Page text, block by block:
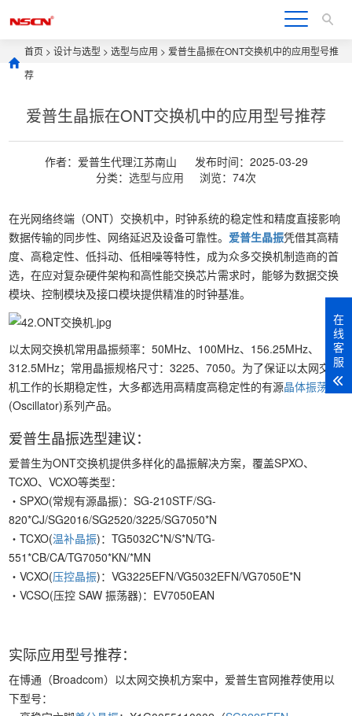
首页 >设计与选型 >选型与应用 > 爱普生晶振在ONT交换机中的应用型号推
荐
爱普生晶振在ONT交换机中的应用型号推荐
作者：爱普生代理江苏南山
发布时间：2025-03-29
分类： 选型与应用 浏览：74次
在光网络终端（ONT）交换机中，时钟系统的稳定性和精度直接影响
数据传输的同步性、网络延迟及设备可靠性。 爱普生晶振凭借其高精
度、高稳定性、低抖动、低相噪等特性，成为众多交换机制造商的首
选，在应对复杂硬件架构和高性能交换芯片需求时，能够为数据交换
模块、控制模块及接口模块提供精准的时钟基准。
以太网交换机常用晶振频率：50MHz、100MHz、156.25MHz、
312.5MHz；常用晶振规格尺寸：3225、7050。为了保证以太网交换
机工作的长期稳定性，大多都选用高精度高稳定性的有源晶体振荡器
(Oscillator)系列产品。
爱普生晶振选型建议：
爱普生为ONT交换机提供多样化的晶振解决方案，覆盖SPXO、
TCXO、VCXO等类型：
・SPXO(常规有源晶振)：SG-210STF/SG-
820*CJ/SG2016/SG2520/3225/SG7050*N
・TCXO(温补晶振)：TG5032C*N/S*N/TG-
551*CB/CA/TG7050*KN/*MN
・VCXO(压控晶振)：VG3225EFN/VG5032EFN/VG7050E*N
・VCSO(压控 SAW 振荡器)：EV7050EAN
实际应用型号推荐：
在博通（Broadcom）以太网交换机方案中，爱普生官网推荐使用以
下型号：
在
线
客
服